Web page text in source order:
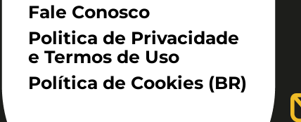
Fale Conosco
Politica de Privacidade
e Termos de Uso
Política de Cookies (BR)